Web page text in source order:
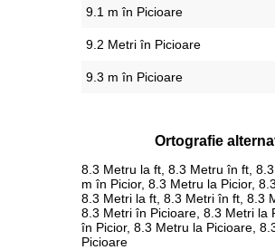
9.1 m în Picioare
9.2 Metri în Picioare
9.3 m în Picioare
Ortografie
8.3 Metru la ft, 8.3 Metru în ft,
m în Picior, 8.3 Metru la Picior,
8.3 Metri la ft, 8.3 Metri în ft, 8.3
8.3 Metri în Picioare, 8.3 Metri la
în Picior, 8.3 Metru la Picioare,
Picioare